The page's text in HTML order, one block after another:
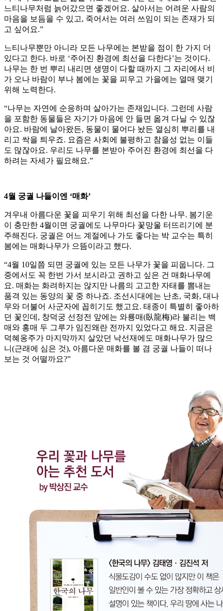
느티나무처럼 늙어갔으면 좋겠어요. 살아서는 어려운 사람의
마음을 보듬을 수 있고, 죽어서는 여러 쓰임이 되는 존재가 되
고 싶어요.”
느티나무뿐만 아니라 모든 나무에는 본받을 점이 한 가지 더
있다고 한다. 바로 ‘주어진 환경에 최선을 다한다’는 것이다.
나무는 한 번 뿌리 내리면 생명이 다할 때까지 그 자리에서 비
가 오나 바람이 부나 봄에는 꽃을 피우고 가을에는 열매 맺기
위해 노력한다.
“나무는 자연에 순응하며 살아가는 존재입니다. 그런데 사람
을 포함한 동물들은 자기가 마음에 안 들면 옮겨 다닐 수 있잖
아요. 바람에 날아왔든, 동물이 물어다 놨든 열심히 뿌리를 내
리고 싹을 틔우죠. 요즘은 사회에 불평하고 참을성 없는 이들
도 많잖아요. 우리도 나무를 본받아 주어진 환경에 최선을 다
하려는 자세가 필요해요.”
4월 궁궐 나들이엔 ‘매화’
겨우내 아름다운 꽃을 피우기 위해 최선을 다한 나무. 봄기운
이 충만한 4월이면 궁궐에도 나무마다 꽃망울 터뜨리기에 분
주해진다. 궁궐은 어느 계절에나 가도 좋다는 박 교수는 특히
봄에는 매화나무가 으뜸이라고 했다.
“4월 10일쯤 되면 궁궐에 있는 모든 나무가 꽃을 피웁니다. 그
중에서도 꼭 한번 가서 보시라고 권하고 싶은 건 매화나무예
요. 매화는 화려하지는 않지만 나름의 고고한 자태를 뽐내는
품격 있는 동양의 꽃 중 하나죠. 조선시대에는 난초, 국화, 대나
무와 더불어 사군자에 꼽히기도 했고요. 태종이 특별히 좋아하
던 꽃인데, 창덕궁 선정전 앞에는 와룡매(臥龍梅)라 불리는 백
매와 홍매 두 그루가 임진왜란 전까지 있었다고 해요. 지금은
덕혜옹주가 마지막까지 살았던 낙선재에도 매화나무가 많으
니(근래에 심은 것), 아름다운 매화를 볼 겸 궁궐 나들이 떠나
보는 것 어떨까요?”